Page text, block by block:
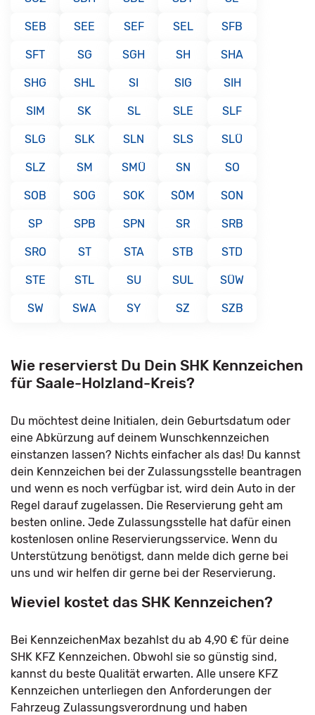
SEB SEE SEF SEL SFB
SFT SG SGH SH SHA
SHG SHL SI SIG SIH
SIM SK SL SLE SLF
SLG SLK SLN SLS SLÜ
SLZ SM SMÜ SN SO
SOB SOG SOK SÖM SON
SP SPB SPN SR SRB
SRO ST STA STB STD
STE STL SU SUL SÜW
SW SWA SY SZ SZB
Wie reservierst Du Dein SHK Kennzeichen
für Saale-Holzland-Kreis?
Du möchtest deine Initialen, dein Geburtsdatum oder
eine Abkürzung auf deinem Wunschkennzeichen
einstanzen lassen? Nichts einfacher als das! Du kannst
dein Kennzeichen bei der Zulassungsstelle beantragen
und wenn es noch verfügbar ist, wird dein Auto in der
Regel darauf zugelassen. Die Reservierung geht am
besten online. Jede Zulassungsstelle hat dafür einen
kostenlosen online Reservierungsservice. Wenn du
Unterstützung benötigst, dann melde dich gerne bei
uns und wir helfen dir gerne bei der Reservierung.
Wieviel kostet das SHK Kennzeichen?
Bei KennzeichenMax bezahlst du ab 4,90 € für deine
SHK KFZ Kennzeichen. Obwohl sie so günstig sind,
kannst du beste Qualität erwarten. Alle unsere KFZ
Kennzeichen unterliegen den Anforderungen der
Fahrzeug Zulassungsverordnung und haben